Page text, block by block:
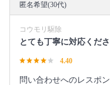
匿名希望(30代)
コウモリ駆除
とても丁寧に対応くだ
4.40
問い合わせへのレスポ